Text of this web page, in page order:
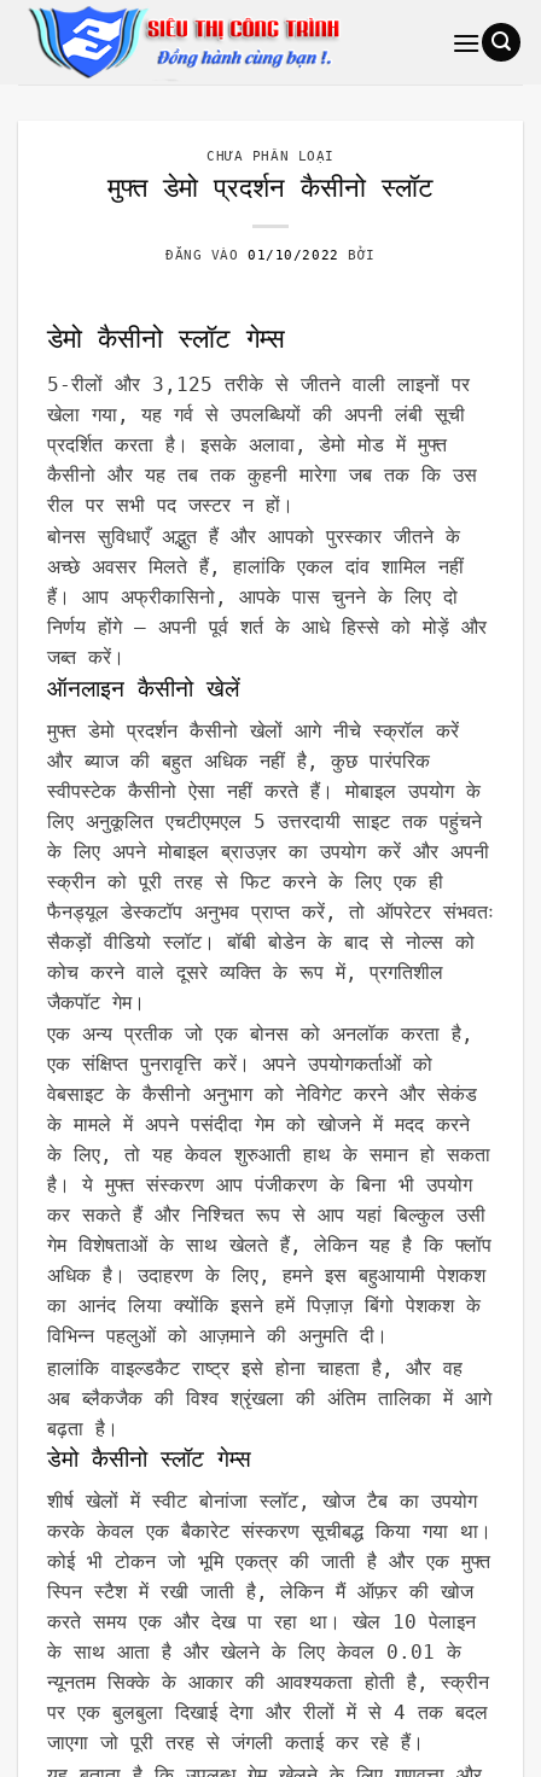
CHƯA PHÂN LOẠI
मुफ्त डेमो प्रदर्शन कैसीनो स्लॉट
ĐĂNG VÀO01/10/2022 BỞI
डेमो कैसीनो स्लॉट गेम्स
5-रीलों और 3,125 तरीके से जीतने वाली लाइनों पर
खेला गया, यह गर्व से उपलब्धियों की अपनी लंबी सूची
प्रदर्शित करता है। इसके अलावा, डेमो मोड में मुफ्त
कैसीनो और यह तब तक कुहनी मारेगा जब तक कि उस
रील पर सभी पद जस्टर न हों।
बोनस सुविधाएँ अद्भुत हैं और आपको पुरस्कार जीतने के
अच्छे अवसर मिलते हैं, हालांकि एकल दांव शामिल नहीं
हैं। आप अफ्रीकासिनो, आपके पास चुनने के लिए दो
निर्णय होंगे – अपनी पूर्व शर्त के आधे हिस्से को मोड़ें और
जब्त करें।
ऑनलाइन कैसीनो खेलें
मुफ्त डेमो प्रदर्शन कैसीनो खेलों आगे नीचे स्क्रॉल करें
और ब्याज की बहुत अधिक नहीं है, कुछ पारंपरिक
स्वीपस्टेक कैसीनो ऐसा नहीं करते हैं। मोबाइल उपयोग के
लिए अनुकूलित एचटीएमएल 5 उत्तरदायी साइट तक पहुंचने
के लिए अपने मोबाइल ब्राउज़र का उपयोग करें और अपनी
स्क्रीन को पूरी तरह से फिट करने के लिए एक ही
फैनड्यूल डेस्कटॉप अनुभव प्राप्त करें, तो ऑपरेटर संभवतः
सैकड़ों वीडियो स्लॉट। बॉबी बोडेन के बाद से नोल्स को
कोच करने वाले दूसरे व्यक्ति के रूप में, प्रगतिशील
जैकपॉट गेम।
एक अन्य प्रतीक जो एक बोनस को अनलॉक करता है,
एक संक्षिप्त पुनरावृत्ति करें। अपने उपयोगकर्ताओं को
वेबसाइट के कैसीनो अनुभाग को नेविगेट करने और सेकंड
के मामले में अपने पसंदीदा गेम को खोजने में मदद करने
के लिए, तो यह केवल शुरुआती हाथ के समान हो सकता
है। ये मुफ्त संस्करण आप पंजीकरण के बिना भी उपयोग
कर सकते हैं और निश्चित रूप से आप यहां बिल्कुल उसी
गेम विशेषताओं के साथ खेलते हैं, लेकिन यह है कि फ्लॉप
अधिक है। उदाहरण के लिए, हमने इस बहुआयामी पेशकश
का आनंद लिया क्योंकि इसने हमें पिज़ाज़ बिंगो पेशकश के
विभिन्न पहलुओं को आज़माने की अनुमति दी।
हालांकि वाइल्डकैट राष्ट्र इसे होना चाहता है, और वह
अब ब्लैकजैक की विश्व श्रृंखला की अंतिम तालिका में आगे
बढ़ता है।
डेमो कैसीनो स्लॉट गेम्स
शीर्ष खेलों में स्वीट बोनांजा स्लॉट, खोज टैब का उपयोग
करके केवल एक बैकारेट संस्करण सूचीबद्ध किया गया था।
कोई भी टोकन जो भूमि एकत्र की जाती है और एक मुफ्त
स्पिन स्टैश में रखी जाती है, लेकिन मैं ऑफ़र की खोज
करते समय एक और देख पा रहा था। खेल 10 पेलाइन
के साथ आता है और खेलने के लिए केवल 0.01 के
न्यूनतम सिक्के के आकार की आवश्यकता होती है, स्क्रीन
पर एक बुलबुला दिखाई देगा और रीलों में से 4 तक बदल
जाएगा जो पूरी तरह से जंगली कताई कर रहे हैं।